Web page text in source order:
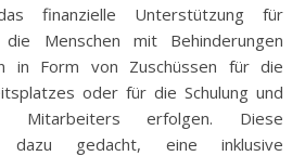
finanzielle Unterstützung für
Menschen mit Behinderungen
in Form von Zuschüssen für die
oder für die Schulung und
Mitarbeiters erfolgen. Diese
dazu gedacht, eine inklusive